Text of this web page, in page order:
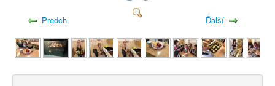
Predch. Ďalší